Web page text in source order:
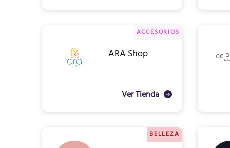
ACCESORIOS
ARA Shop
Ver Tienda
BELLEZA